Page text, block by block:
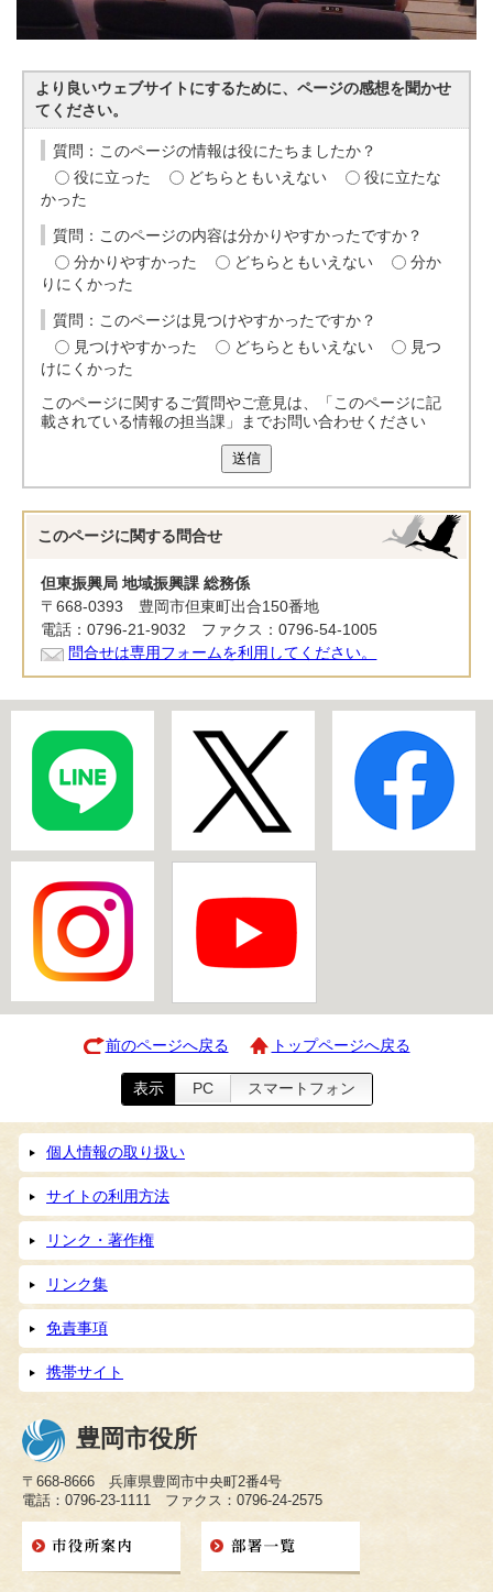
より良いウェブサイトにするために、ページの感想を聞かせ
てください。
質問：このページの情報は役にたちましたか？
役に立った
どちらともいえない
役に立たな
かった
質問：このページの内容は分かりやすかったですか？
分かりやすかった
どちらともいえない
分か
りにくかった
質問：このページは見つけやすかったですか？
見つけやすかった
どちらともいえない
見つ
けにくかった
このページに関するご質問やご意見は、「このページに記
載されている情報の担当課」までお問い合わせください
送信
このページに関する 問合せ
但東振興局 地域振興課 総務係
〒668-0393 豊岡市但東町出合150番地
電話：0796-21-9032 ファクス：0796-54-1005
問合せは専用フォームを利用してください。
前のページへ戻る トップページへ戻る
表示 PC スマートフォン
個人情報の取り扱い
サイトの利用方法
リンク・著作権
リンク集
免責事項
携帯サイト
豊岡市役所
〒668-8666 兵庫県豊岡市中央町2番4号
電話：0796-23-1111 ファクス：0796-24-2575